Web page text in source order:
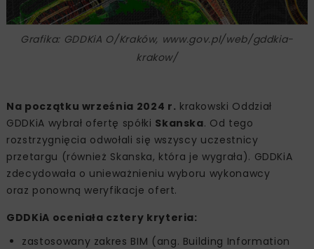
Grafika: GDDKiA O/Kraków, www.gov.pl/web/gddkia-
krakow/
Na początku września 2024 r. krakowski Oddział
GDDKiA wybrał ofertę spółki Skanska. Od tego
rozstrzygnięcia odwołali się wszyscy uczestnicy
przetargu (również Skanska, która je wygrała). GDDKiA
zdecydowała o unieważnieniu wyboru wykonawcy
oraz ponowną weryfikacje ofert.
GDDKiA oceniała cztery kryteria:
zastosowany zakres BIM (ang. Building Information